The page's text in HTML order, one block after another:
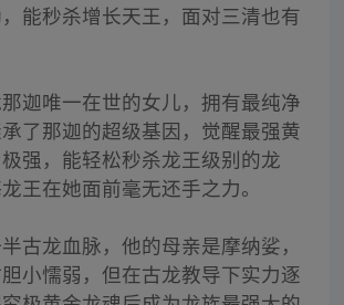
能秒杀增长天王，面对三清也有
迦唯一在世的女儿，拥有最纯净
了那迦的超级基因，觉醒最强黄
强，能轻松秒杀龙王级别的龙
王在她面前毫无还手之力。
古龙血脉，他的母亲是摩纳娑，
小懦弱，但在古龙教导下实力逐